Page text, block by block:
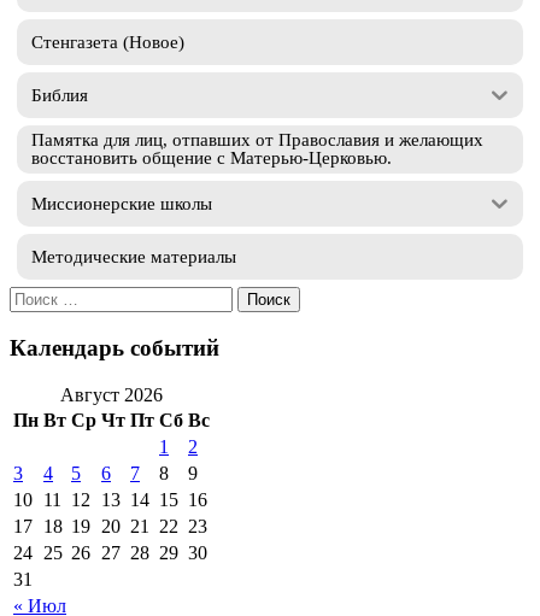
Стенгазета (Новое)
Библия
Памятка для лиц, отпавших от Православия и желающих
восстановить общение с Матерью-Церковью.
Миссионерские школы
Методические материалы
Искать:
Календарь событий
Август 2026
Пн Вт Ср Чт Пт Сб Вс
« Июл
1
2
3
4 5 6 7 8
9
10 11 12 13 14 15 16
17 18 19 20 21 22 23
24 25 26 27 28 29 30
31